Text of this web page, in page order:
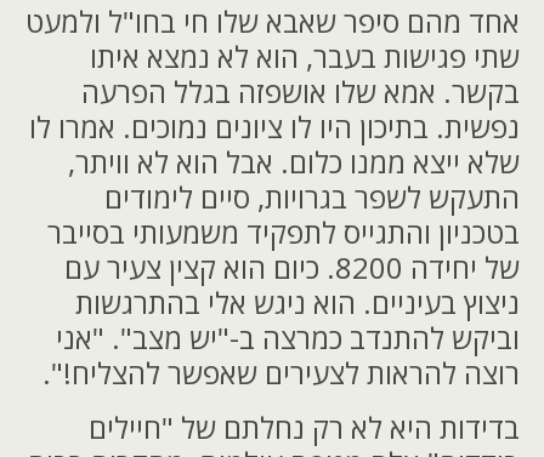
אחד מהם סיפר שאבא שלו חי בחו"ל ולמעט
שתי פגישות בעבר, הוא לא נמצא איתו
בקשר. אמא שלו אושפזה בגלל הפרעה
נפשית. בתיכון היו לו ציונים נמוכים. אמרו לו
שלא ייצא ממנו כלום. אבל הוא לא וויתר,
התעקש לשפר בגרויות, סיים לימודים
בטכניון והתגייס לתפקיד משמעותי בסייבר
של יחידה 8200. כיום הוא קצין צעיר עם
ניצוץ בעיניים. הוא ניגש אלי בהתרגשות
וביקש להתנדב כמרצה ב-"יש מצב". "אני
רוצה להראות לצעירים שאפשר להצליח!".
בדידות היא לא רק נחלתם של "חיילים